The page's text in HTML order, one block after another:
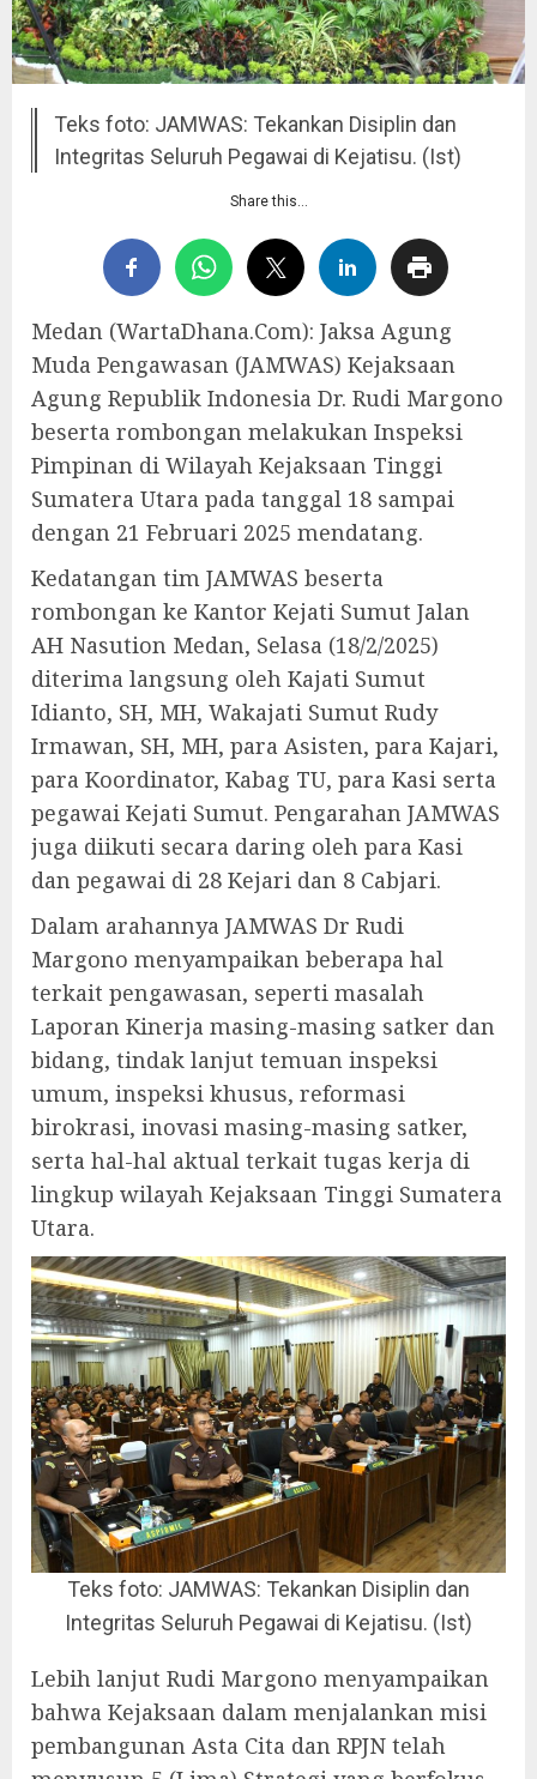
Teks foto: JAMWAS: Tekankan Disiplin dan
Integritas Seluruh Pegawai di Kejatisu. (Ist)
Share this…
Medan (WartaDhana.Com): Jaksa Agung
Muda Pengawasan (JAMWAS) Kejaksaan
Agung Republik Indonesia Dr. Rudi Margono
beserta rombongan melakukan Inspeksi
Pimpinan di Wilayah Kejaksaan Tinggi
Sumatera Utara pada tanggal 18 sampai
dengan 21 Februari 2025 mendatang.
Kedatangan tim JAMWAS beserta
rombongan ke Kantor Kejati Sumut Jalan
AH Nasution Medan, Selasa (18/2/2025)
diterima langsung oleh Kajati Sumut
Idianto, SH, MH, Wakajati Sumut Rudy
Irmawan, SH, MH, para Asisten, para Kajari,
para Koordinator, Kabag TU, para Kasi serta
pegawai Kejati Sumut. Pengarahan JAMWAS
juga diikuti secara daring oleh para Kasi
dan pegawai di 28 Kejari dan 8 Cabjari.
Dalam arahannya JAMWAS Dr Rudi
Margono menyampaikan beberapa hal
terkait pengawasan, seperti masalah
Laporan Kinerja masing-masing satker dan
bidang, tindak lanjut temuan inspeksi
umum, inspeksi khusus, reformasi
birokrasi, inovasi masing-masing satker,
serta hal-hal aktual terkait tugas kerja di
lingkup wilayah Kejaksaan Tinggi Sumatera
Utara.
Teks foto: JAMWAS: Tekankan Disiplin dan
Integritas Seluruh Pegawai di Kejatisu. (Ist)
Lebih lanjut Rudi Margono menyampaikan
bahwa Kejaksaan dalam menjalankan misi
pembangunan Asta Cita dan RPJN telah